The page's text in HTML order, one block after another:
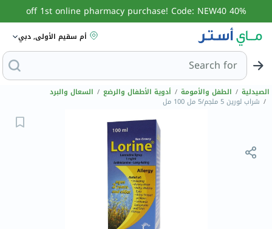
40% off 1st online pharmacy purchase! Code: NEW40
أم سقيم الأولى, دبي
Search for
الصيدلية / الطفل والأمومة / أدوية الأطفال والرضع / السعال والبرد
/ شراب لورين 5 ملجم/5 مل 100 مل